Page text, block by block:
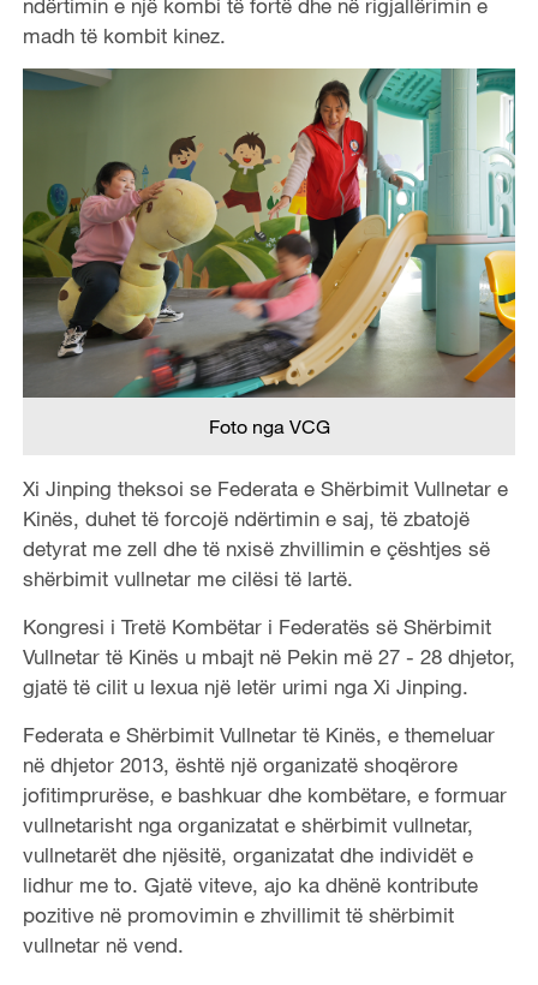
ndërtimin e një kombi të fortë dhe në rigjallërimin e
madh të kombit kinez.
Foto nga VCG
Xi Jinping theksoi se Federata e Shërbimit Vullnetar e
Kinës, duhet të forcojë ndërtimin e saj, të zbatojë
detyrat me zell dhe të nxisë zhvillimin e çështjes së
shërbimit vullnetar me cilësi të lartë.
Kongresi i Tretë Kombëtar i Federatës së Shërbimit
Vullnetar të Kinës u mbajt në Pekin më 27 - 28 dhjetor,
gjatë të cilit u lexua një letër urimi nga Xi Jinping.
Federata e Shërbimit Vullnetar të Kinës, e themeluar
në dhjetor 2013, është një organizatë shoqërore
jofitimprurëse, e bashkuar dhe kombëtare, e formuar
vullnetarisht nga organizatat e shërbimit vullnetar,
vullnetarët dhe njësitë, organizatat dhe individët e
lidhur me to. Gjatë viteve, ajo ka dhënë kontribute
pozitive në promovimin e zhvillimit të shërbimit
vullnetar në vend.